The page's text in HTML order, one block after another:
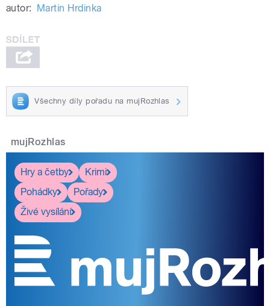
autor: Martin Hrdinka
Všechny díly pořadu na mujRozhlas
mujRozhlas
Hry a četby
Krimi
Pohádky
Pořady
Živé vysílání